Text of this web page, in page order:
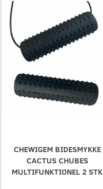
CHEWIGEM BIDESMYKKE
CACTUS CHUBES
MULTIFUNKTIONEL 2 STK